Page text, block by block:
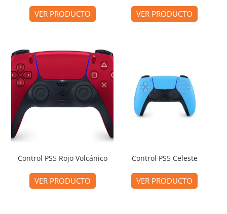
VER PRODUCTO VER PRODUCTO
Control PS5 Rojo Volcánico
VER PRODUCTO
Control PS5 Celeste
VER PRODUCTO